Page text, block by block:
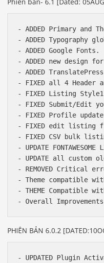
- ADDED Primary and
- ADDED Typography
- ADDED Google Fonts.
- ADDED new design
- ADDED
- FIXED all 4 Header
- FIXED Listing
- FIXED Submit/Edit
- FIXED Profile
- FIXED edit listing
- FIXED CSV bulk
- UPDATE FONTAWESOME
- UPDATE all custom
- REMOVED Critical
- Theme compatible
- THEME Compatible
PHIÊN BẢN 6.0.2
- UPDATED Plugin